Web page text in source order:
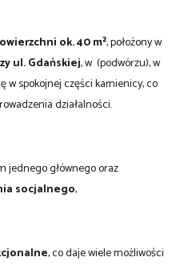
ok. 40 m², położony w
ul. Gdańskiej, w (podwórzu), w
w spokojnej części kamienicy, co
działalności.
jednego głównego oraz
socjalnego,
, co daje wiele możliwości